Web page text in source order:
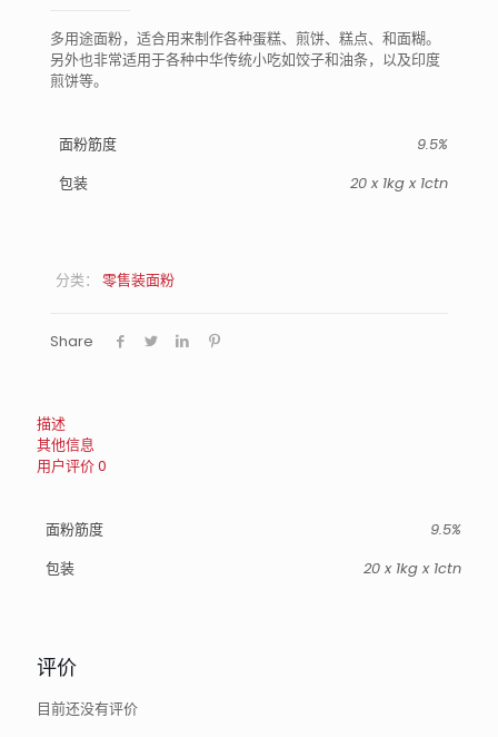
多用途面粉，适合用来制作各种蛋糕、煎饼、糕点、和面糊。
另外也非常适用于各种中华传统小吃如饺子和油条，以及印度
煎饼等。
面粉筋度
9.5%
包装
20 x 1kg x 1ctn
分类： 零售装面粉
Share
描述
其他信息
用户评价0
面粉筋度
9.5%
包装
20 x 1kg x 1ctn
评价
目前还没有评价